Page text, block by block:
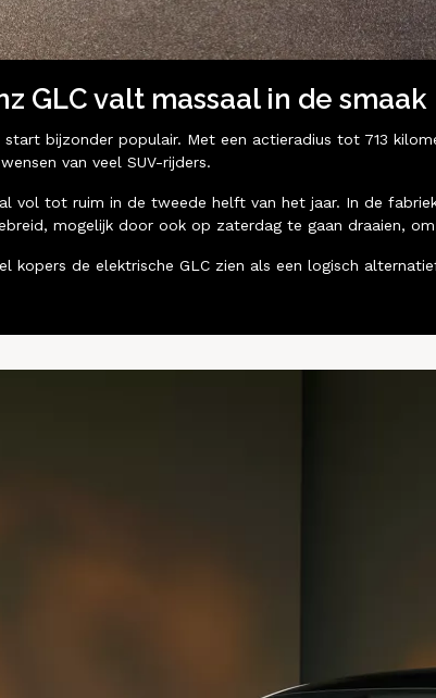
GLC valt massaal in de smaak
start bijzonder populair. Met een actieradius tot 713
van veel SUV-rijders.
vol tot ruim in de tweede helft van het jaar. In de
mogelijk door ook op zaterdag te gaan draaien,
kopers de elektrische GLC zien als een logisch